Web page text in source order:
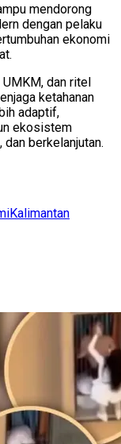
mendorong
dengan pelaku
ekonomi
dan ritel
ketahanan
adaptif,
ekosistem
berkelanjutan.
Kalimantan